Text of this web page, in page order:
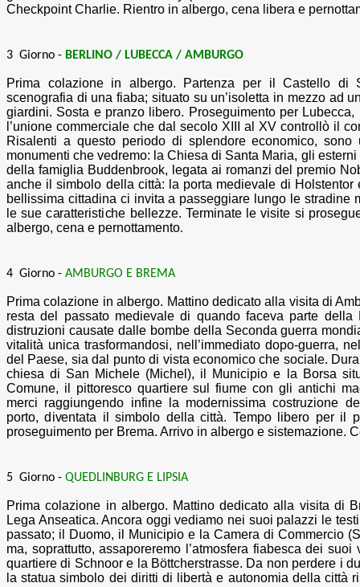
Checkpoint Charlie. Rientro in albergo, cena libera e
3 Giorno - BERLINO / LUBECCA / AMBURGO
Prima colazione in albergo. Partenza per il Castello di
scenografia di una fiaba; situato su un’isoletta in mezzo ad
giardini. Sosta e pranzo libero. Proseguimento per
l’unione commerciale che dal secolo XIII al XV controllò il
Risalenti a questo periodo di splendore economico,
monumenti che vedremo: la Chiesa di Santa Maria, gli esterni
della famiglia Buddenbrook, legata ai romanzi del premio
anche il simbolo della città: la porta medievale di
bellissima cittadina ci invita a passeggiare lungo le stradine
le sue caratteristiche bellezze. Terminate le visite si
albergo, cena e pernottamento.
4 Giorno - AMBURGO E BREMA
Prima colazione in albergo. Mattino dedicato alla visita di
resta del passato medievale di quando faceva parte della
distruzioni causate dalle bombe della Seconda guerra
vitalità unica trasformandosi, nell’immediato dopo-guerra,
del Paese, sia dal punto di vista economico che sociale.
chiesa di San Michele (Michel), il Municipio e la Borsa
Comune, il pittoresco quartiere sul fiume con gli antichi
merci raggiungendo infine la modernissima costruzione
porto, diventata il simbolo della città. Tempo libero per il
proseguimento per Brema. Arrivo in albergo e sistemazione.
5 Giorno - QUEDLINBURG E LIPSIA
Prima colazione in albergo. Mattino dedicato alla visita di
Lega Anseatica. Ancora oggi vediamo nei suoi palazzi le
passato; il Duomo, il Municipio e la Camera di Commercio
ma, soprattutto, assaporeremo l’atmosfera fiabesca dei
quartiere di Schnoor e la Böttcherstrasse. Da non perdere i
la statua simbolo dei diritti di libertà e autonomia della città